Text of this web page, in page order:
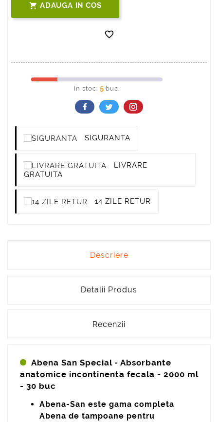
 ADAUGA IN COS

In stoc: 5 buc.
SIGURANTA
LIVRARE
GRATUITA
14 ZILE RETUR
Descriere
Detalii Produs
Recenzii
Abena San Special - Absorbante
anatomice incontinenta fecala - 2000 ml
- 30 buc
Abena-San este gama completa
Abena de tampoane pentru